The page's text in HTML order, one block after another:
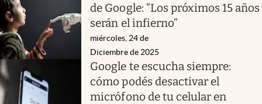
de Google: “Los próximos 15 años
serán el infierno”
miércoles, 24 de
Diciembre de 2025
Google te escucha siempre:
cómo podés desactivar el
micrófono de tu celular en